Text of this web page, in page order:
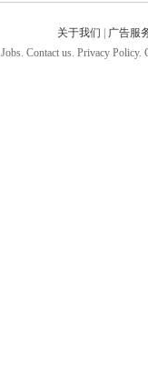
关于我们
广告服
Jobs. Contact us. Privacy